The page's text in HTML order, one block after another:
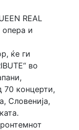
REAL
опера и
ќе ги
во
70 концерти,
Словенија,